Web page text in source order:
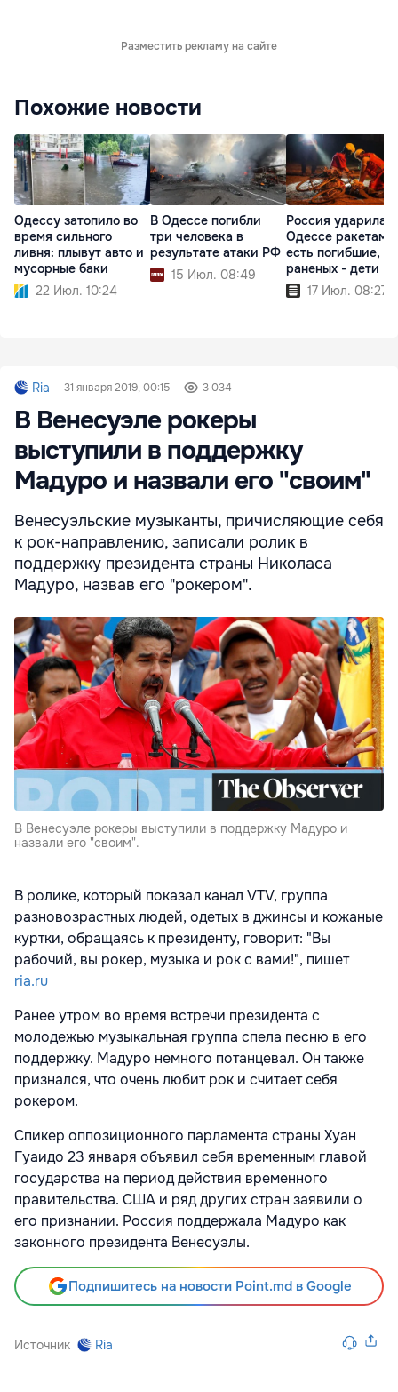
Разместить рекламу на сайте
Похожие новости
Одессу затопило во
время сильного
ливня: плывут авто и
мусорные баки
22 Июл. 10:24
В Одессе погибли
три человека в
результате атаки РФ
15 Июл. 08:49
Россия ударила
Одессе ракетами:
есть погибшие,
раненых - дети
17 Июл. 08:27
Ria 31 января 2019, 00:15 3 034
В Венесуэле рокеры
выступили в поддержку
Мадуро и назвали его "своим"
Венесуэльские музыканты, причисляющие себя
к рок-направлению, записали ролик в
поддержку президента страны Николаса
Мадуро, назвав его "рокером".
В Венесуэле рокеры выступили в поддержку Мадуро и
назвали его "своим".
В ролике, который показал канал VTV, группа
разновозрастных людей, одетых в джинсы и кожаные
куртки, обращаясь к президенту, говорит: "Вы
рабочий, вы рокер, музыка и рок с вами!", пишет
ria.ru
Ранее утром во время встречи президента с
молодежью музыкальная группа спела песню в его
поддержку. Мадуро немного потанцевал. Он также
признался, что очень любит рок и считает себя
рокером.
Спикер оппозиционного парламента страны Хуан
Гуаидо 23 января объявил себя временным главой
государства на период действия временного
правительства. США и ряд других стран заявили о
его признании. Россия поддержала Мадуро как
законного президента Венесуэлы.
Подпишитесь на новости Point.md в Google
Источник Ria